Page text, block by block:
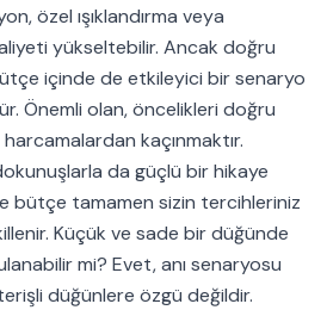
özel ışıklandırma veya
yükseltebilir. Ancak doğru
içinde de etkileyici bir senaryo
Önemli olan, öncelikleri doğru
kaçınmaktır.
da güçlü bir hikaye
bütçe tamamen sizin tercihleriniz
Küçük ve sade bir düğünde
mi? Evet, anı senaryosu
düğünlere özgü değildir.